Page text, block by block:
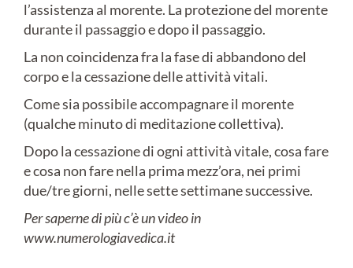
l’assistenza al morente. La protezione del morente
durante il passaggio e dopo il passaggio.
La non coincidenza fra la fase di abbandono del
corpo e la cessazione delle attività vitali.
Come sia possibile accompagnare il morente
(qualche minuto di meditazione collettiva).
Dopo la cessazione di ogni attività vitale, cosa fare
e cosa non fare nella prima mezz’ora, nei primi
due/tre giorni, nelle sette settimane successive.
Per saperne di più c’è un video in
www.numerologiavedica.it